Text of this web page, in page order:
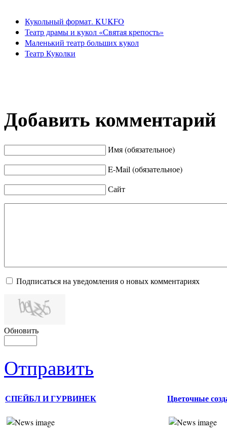
Кукольный формат. KUKFO
Театр драмы и кукол «Святая крепость»
Маленький театр больших кукол
Театр Куколки
Добавить комментарий
Имя (обязательное)
E-Mail (обязательное)
Сайт
Подписаться на уведомления о новых комментариях
Обновить
Отправить
СПЕЙБЛ И ГУРВИНЕК Цветочные